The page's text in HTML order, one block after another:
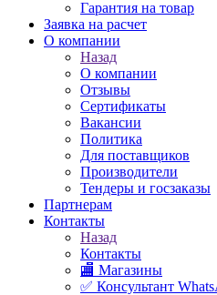
Гарантия на товар
Заявка на расчет
О компании
Назад
О компании
Отзывы
Сертификаты
Вакансии
Политика
Для поставщиков
Производители
Тендеры и госзаказы
Партнерам
Контакты
Назад
Контакты
🏬 Магазины
✅️ Консультант